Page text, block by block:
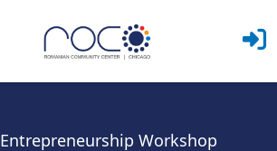
Entrepreneurship Workshop